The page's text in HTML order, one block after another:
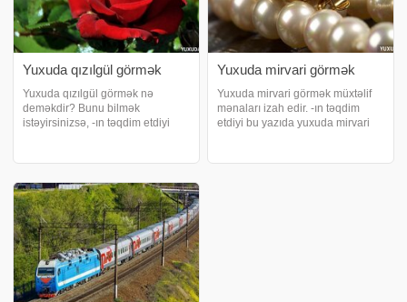
Yuxuda qızılgül görmək
Yuxuda qızılgül görmək nə
deməkdir? Bunu bilmək
istəyirsinizsə, -ın təqdim etdiyi
qızılgül görmək, yuxu görənin
illərlə uzaqlarda yaşayan və
xəbər almadığı birindən xəbə
Yuxuda mirvari görmək
Yuxuda mirvari görmək müxtəlif
mənaları izah edir. -ın təqdim
etdiyi bu yazıda yuxuda mirvari
görmək nə deməkdir?. Yuxuda